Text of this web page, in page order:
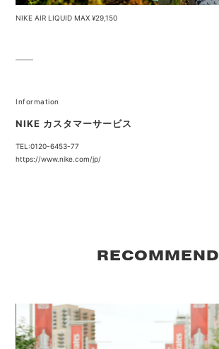
NIKE AIR LIQUID MAX ¥29,150
Information
NIKE カスタマーサービス
TEL:0120-6453-77
https://www.nike.com/jp/
RECOMMEND